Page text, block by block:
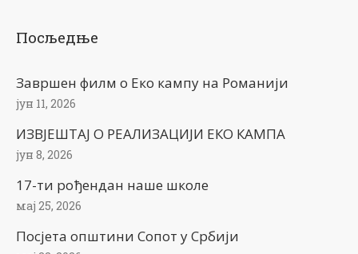
Посљедње
Завршен филм о Еко кампу на Романији
јун 11, 2026
ИЗВЈЕШТАЈ О РЕАЛИЗАЦИЈИ ЕКО КАМПА
јун 8, 2026
17-ти рођендан наше школе
мај 25, 2026
Посјета општини Сопот у Србији